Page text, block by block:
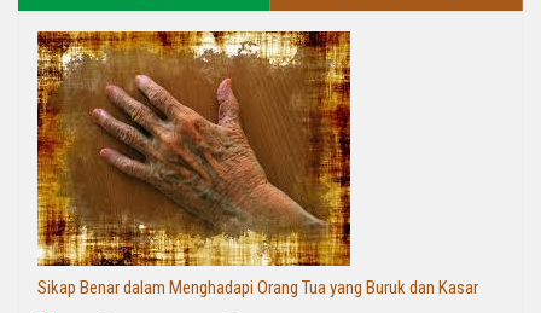
Sikap Benar dalam Menghadapi Orang Tua yang Buruk dan Kasar